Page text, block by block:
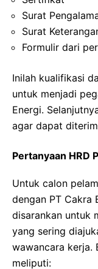
Surat
Surat
Formulir dari
Inilah kualifikasi
untuk menjadi
Energi.
agar dapat
Pertanyaan HRD
Untuk calon
dengan PT Cakra
disarankan untuk
yang sering
wawancara kerja.
meliputi: